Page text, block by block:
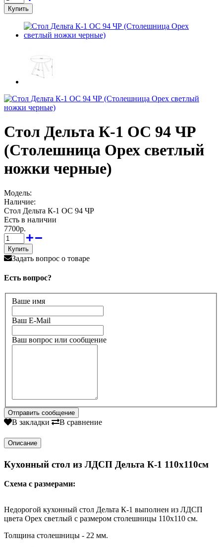
Стол Дельта К-1 ОС 94 ЧР
(Столешница Орех светлый
ножки черные)
Модель:
Наличие:
Стол Дельта К-1 ОС 94 ЧР
Есть в наличии
7700р.
Задать вопрос о товаре
Есть вопрос?
Ваше имя
Ваш E-Mail
Ваш вопрос или сообщение
В закладки В сравнение
Описание
Кухонный стол из ЛДСП Дельта К-1 110х110см
Схема с размерами:
Недорогой кухонный стол Дельта К-1 выполнен из ЛДСП
цвета Орех светлый с размером столешницы 110х110 см.
Толщина столешницы - 22 мм.